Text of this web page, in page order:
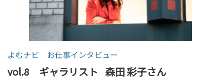
よむナビ お仕事インタビュー
vol.8 ギャラリスト 森田 彩子さん